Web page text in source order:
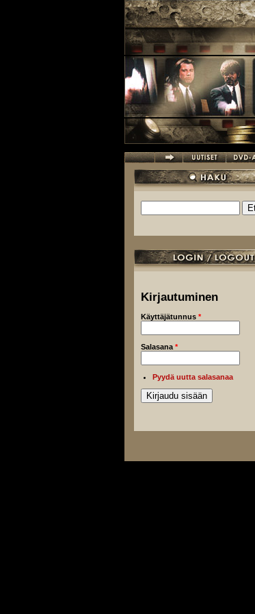
Hakulomake
Kirjautuminen
Käyttäjätunnus *
Salasana *
Pyydä uutta salasanaa